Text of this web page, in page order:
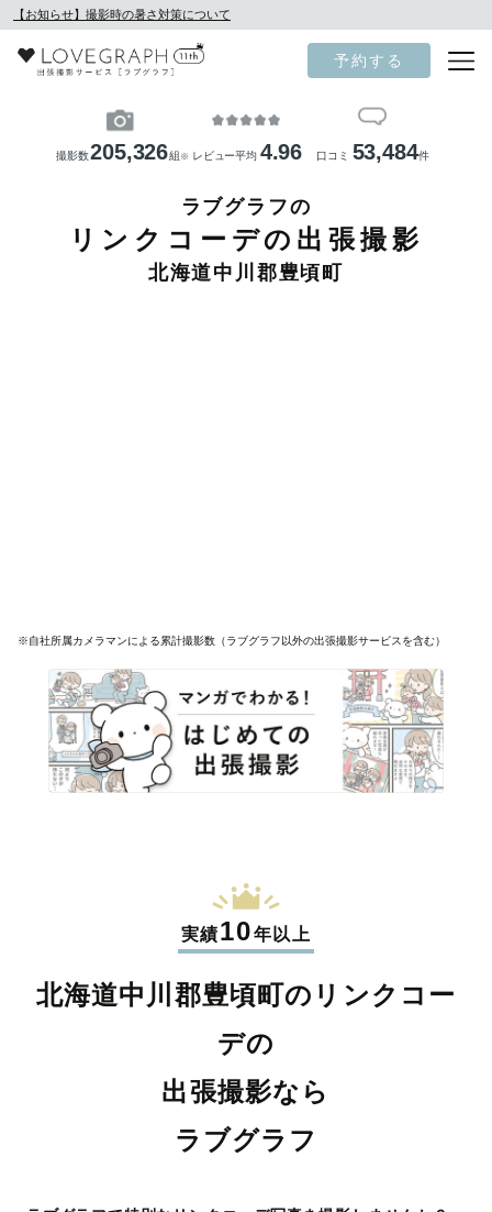
【お知らせ】撮影時の暑さ対策について
予約する
撮影数205,326組 ※ レビュー平均 4.96 口コミ 53,484件
ラブグラフの
リンクコーデの出張撮影
北海道中川郡豊頃町
※自社所属カメラマンによる累計撮影数（ラブグラフ以外の出張撮影サービスを含む）
実績10年以上
北海道中川郡豊頃町のリンクコー
デの
出張撮影なら
ラブグラフ